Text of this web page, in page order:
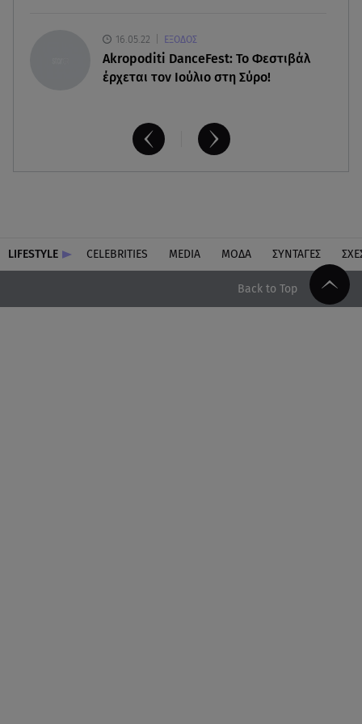
16.05.22 ΕΞΟΔΟΣ
Akropoditi DanceFest: Το Φεστιβάλ
έρχεται τον Ιούλιο στη Σύρο!
LIFESTYLE CELEBRITIES MEDIA ΜΟΔΑ ΣΥΝΤΑΓΕΣ
Back to Top